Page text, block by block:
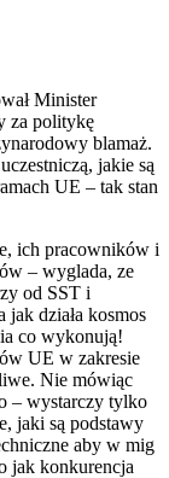
Minister
za politykę
blamaż.
jakie są
UE – tak stan
ich pracowników i
– wyglada, ze
od SST i
działa kosmos
co wykonują!
UE w zakresie
Nie mówiąc
– wystarczy tylko
jaki są podstawy
aby w mig
jak konkurencja